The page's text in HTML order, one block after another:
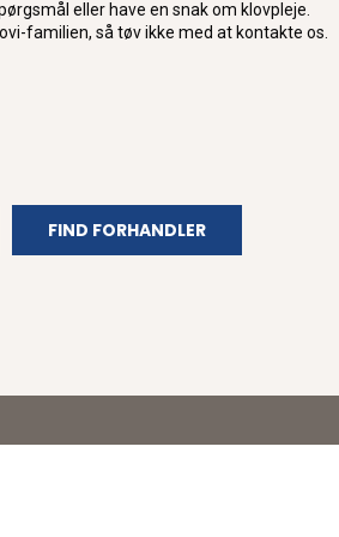
eller have en snak om klovpleje.
familien, så tøv ikke med at kontakte os.
FIND FORHANDLER